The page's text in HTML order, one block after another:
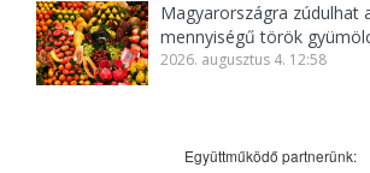
Magyarországra zúdulhat
mennyiségű török
2026. augusztus 4. 12:58
Együttműködő partnerünk: